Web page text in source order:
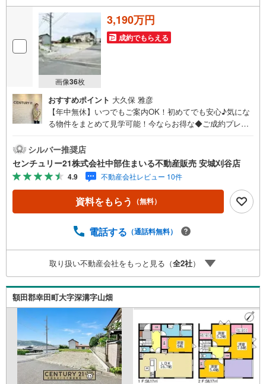
画像36枚
3,190万円
成約でもらえる
おすすめポイント 大久保 雅彦
【年中無休】いつでもご案内OK！初めてでも安心♪気にな
る物件をまとめて見学可能！今ならお得な◆ご成約プレゼ
いる不動産販売の強み西三河エリア・知多エリアを中心に
営業しています！地域密着で多数の物件を取り扱っており
ますので条件に合う物件をまとめてご案内できます。セン
チュリー21加盟店独自のネットワークにより、当社のみで
の取扱物件もございます。また、当社ではお家の売却やリ
フォームなどもご相談可能です！「今の家はいくらで売れ
い」など、物件のご紹介以外でも気になることがあればお
家族皆様でお越しいただける大型店舗です（大型駐車場完
備）。【現地ご案内 随時受け付けています！】お電話受
付 9:00～20:00（年中無休）年中無休につき土日はもちろ
ん平日夜やお仕事終わりのご内覧、女性営業スタッフによ
るご案内も可能です！
シルバー推奨店
センチュリー21株式会社中部住まいる不動産販売 安城刈谷店
4.9 不動産会社レビュー 10件
資料をもらう （無料）
電話する （通話料無料）
取り扱い不動産会社をもっと見る（全2社）
額田郡幸田町大字深溝字山畑